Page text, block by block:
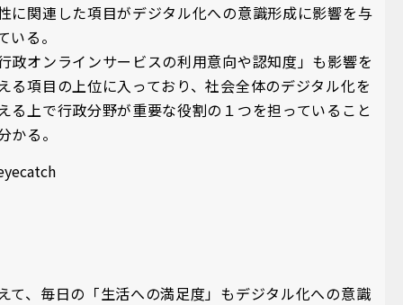
に関連した項目がデジタル化への意識形成に影響を与
いる。
政オンラインサービスの利用意向や認知度」も影響を
る項目の上位に入っており、社会全体のデジタル化を
る上で行政分野が重要な役割の１つを担っていること
かる。
て、毎日の「生活への満足度」もデジタル化への意識